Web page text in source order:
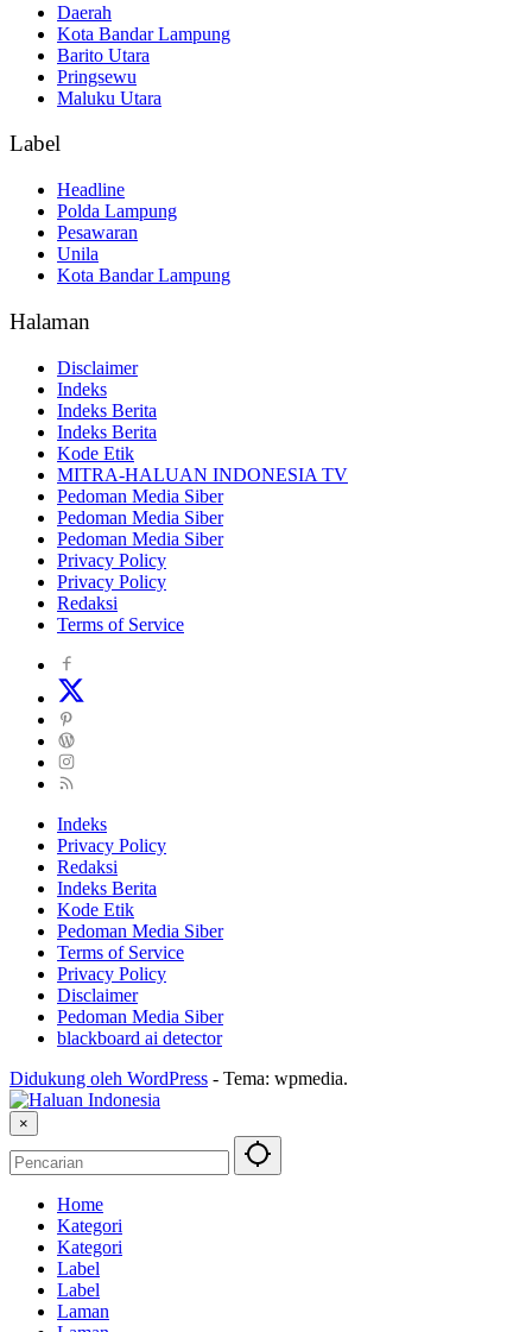
Daerah
Kota Bandar Lampung
Barito Utara
Pringsewu
Maluku Utara
Label
Headline
Polda Lampung
Pesawaran
Unila
Kota Bandar Lampung
Halaman
Disclaimer
Indeks
Indeks Berita
Indeks Berita
Kode Etik
MITRA-HALUAN INDONESIA TV
Pedoman Media Siber
Pedoman Media Siber
Pedoman Media Siber
Privacy Policy
Privacy Policy
Redaksi
Terms of Service
Indeks
Privacy Policy
Redaksi
Indeks Berita
Kode Etik
Pedoman Media Siber
Terms of Service
Privacy Policy
Disclaimer
Pedoman Media Siber
blackboard ai detector
Didukung oleh WordPress - Tema: wpmedia.
×
Home
Kategori
Kategori
Label
Label
Laman